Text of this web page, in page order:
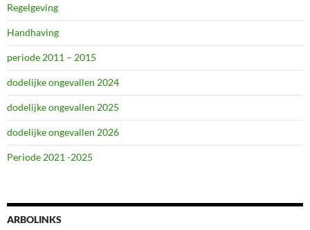
Regelgeving
Handhaving
periode 2011 – 2015
dodelijke ongevallen 2024
dodelijke ongevallen 2025
dodelijke ongevallen 2026
Periode 2021 -2025
ARBOLINKS